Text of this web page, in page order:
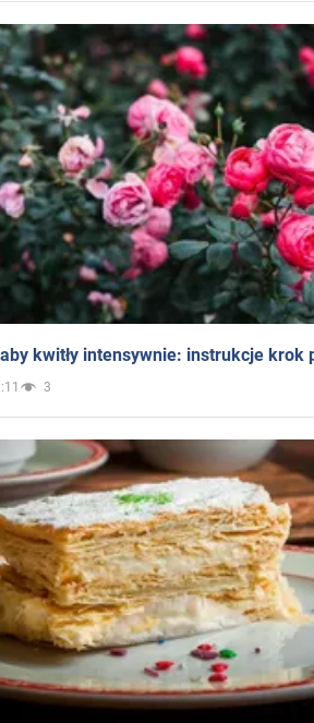
kwitły intensywnie: instrukcje krok
3